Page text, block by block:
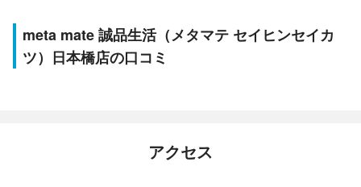
meta mate 誠品生活（メタマテ セイヒンセイカ
ツ）日本橋店の口コミ
アクセス